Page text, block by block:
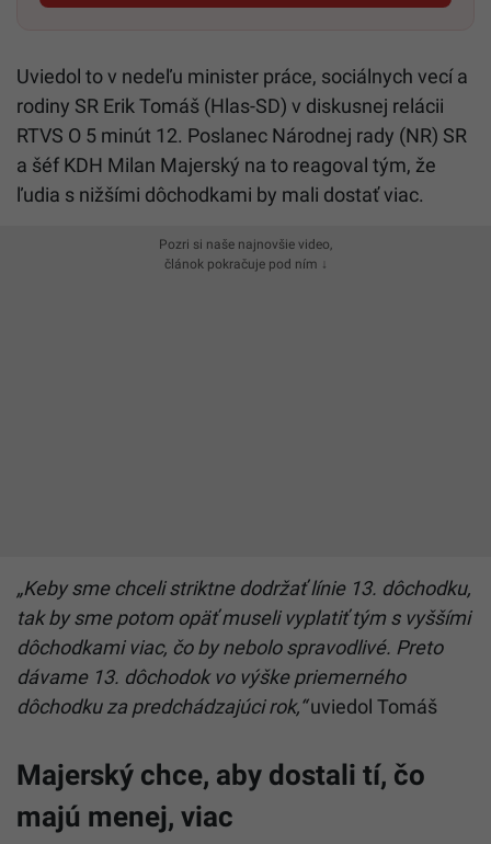
Uviedol to v nedeľu minister práce, sociálnych vecí a
rodiny SR Erik Tomáš (Hlas-SD) v diskusnej relácii
RTVS O 5 minút 12. Poslanec Národnej rady (NR) SR
a šéf KDH Milan Majerský na to reagoval tým, že
ľudia s nižšími dôchodkami by mali dostať viac.
Pozri si naše najnovšie video,
článok pokračuje pod ním ↓
„Keby sme chceli striktne dodržať línie 13. dôchodku,
tak by sme potom opäť museli vyplatiť tým s vyššími
dôchodkami viac, čo by nebolo spravodlivé. Preto
dávame 13. dôchodok vo výške priemerného
dôchodku za predchádzajúci rok,“uviedol Tomáš
Majerský chce, aby dostali tí, čo
majú menej, viac